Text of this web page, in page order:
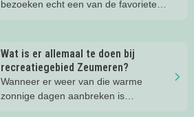
bezoeken echt een van de favoriete
ze zo leuk vinden aan het NMM. ‘De
mega coole vliegtuigen overal’, ‘de
stormbaan buiten’, ‘de Xplore’ en het
'zelf in een mini-jeep rijden’. Voor ons
dus alle reden om nog een keer te
Wat is er allemaal te doen bij
recreatiegebied Zeumeren?
Wanneer er weer van die warme
zonnige dagen aanbreken is